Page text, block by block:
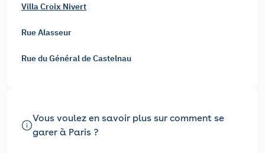
Villa Croix Nivert
Rue Alasseur
Rue du Général de Castelnau
Vous voulez en savoir plus sur comment se
garer à Paris ?